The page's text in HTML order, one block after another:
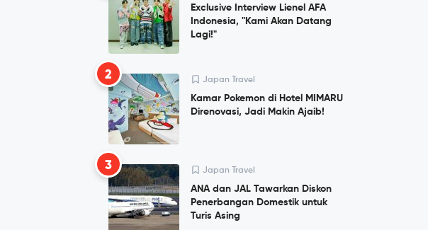
Exclusive Interview Lienel AFA
Indonesia, "Kami Akan Datang
Lagi!"
2 Japan Travel
Kamar Pokemon di Hotel MIMARU
Direnovasi, Jadi Makin Ajaib!
3 Japan Travel
ANA dan JAL Tawarkan Diskon
Penerbangan Domestik untuk
Turis Asing